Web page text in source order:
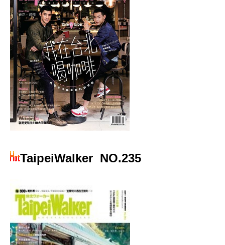
TaipeiWalker NO.235